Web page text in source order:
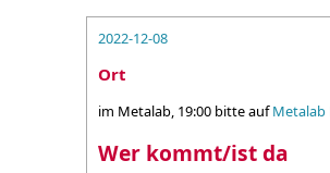
2022-12-08
Ort
im Metalab, 19:00 bitte aufMetalab
Wer kommt/ist da